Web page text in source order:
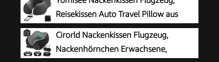
ideal für Flugzeugstuhl, Auto, Zuhause, Büro,
Schlaf (grau)
Reisekissen Auto Travel Pillow aus
Memory Foam mit samtweichem
Bezug, Nackenhörnchen Erwachsene für Reisen,
Camping, Büro und Haus (Dunkelgrau)
Cirorld Nackenkissen Flugzeug,
Nackenhörnchen Erwachsene,